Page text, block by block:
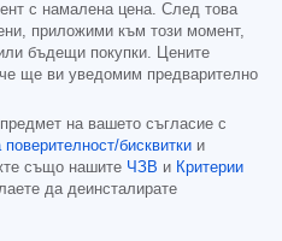
с намалена цена. След това
приложими към този момент,
бъдещи покупки. Цените
ще ви уведомим предварително
на вашето съгласие с
поверителност/бисквитки и
също нашите ЧЗВ и Критерии
да деинсталирате